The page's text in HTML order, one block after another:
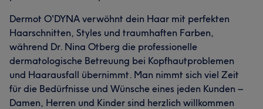
Dermot O'DYNA verwöhnt dein Haar mit perfekten
Haarschnitten, Styles und traumhaften Farben,
während Dr. Nina Otberg die professionelle
dermatologische Betreuung bei Kopfhautproblemen
und Haarausfall übernimmt. Man nimmt sich viel Zeit
für die Bedürfnisse und Wünsche eines jeden Kunden –
Damen, Herren und Kinder sind herzlich willkommen